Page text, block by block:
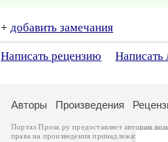
+ добавить замечания
Написать рецензию Написать
Авторы Произведения
Портал Проза.ру предоставляет авторам
права на произведения принадлежат